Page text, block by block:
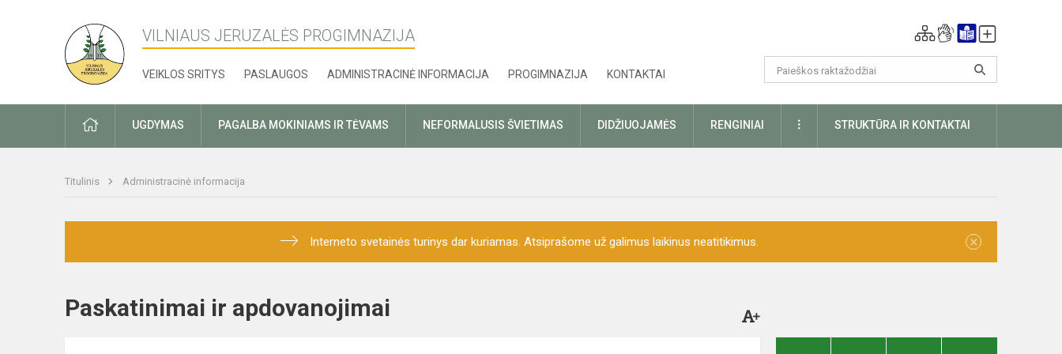
VILNIAUS JERUZALĖS PROGIMNAZIJA
VEIKLOS SRITYS PASLAUGOS ADMINISTRACINĖ INFORMACIJA PROGIMNAZIJA KONTAKTAI
PRADŽIAUGDYMAS PAGALBA MOKINIAMS IR TĖVAMS NEFORMALUSIS ŠVIETIMAS DIDŽIUOJAMĖS RENGINIAI DAUGIAUSTRUKTŪRA IR KONTAKTAI
Titulinis Administracinė informacija
Interneto svetainės turinys dar kuriamas. Atsiprašome už galimus laikinus neatitikimus. ×
Paskatinimai ir apdovanojimai